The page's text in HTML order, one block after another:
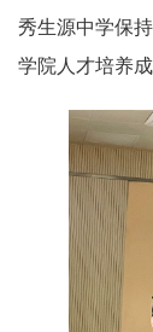
秀生源中学保
学院人才培养